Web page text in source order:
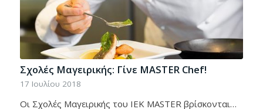
Σχολές Μαγειρικής: Γίνε MASTER Chef!
17 Ιουλίου 2018
Οι Σχολές Μαγειρικής του IEK MASTER βρίσκονται…